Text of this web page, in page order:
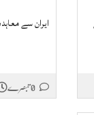
ایران سے